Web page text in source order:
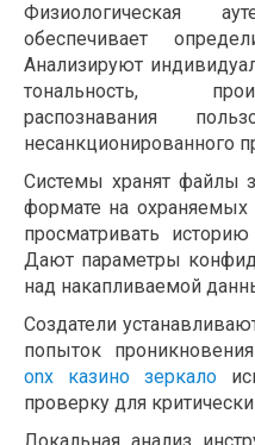
Физиологическая
обеспечивает
Анализируют
тональность,
распознавания
несанкционированного
Системы хранят файлы
формате на охраняемых
просматривать
Дают параметры
над накапливаемой
Создатели
попыток
onx казино зеркало
проверку для